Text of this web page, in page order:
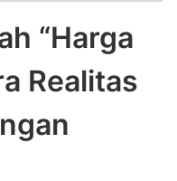
“Harga
Realitas